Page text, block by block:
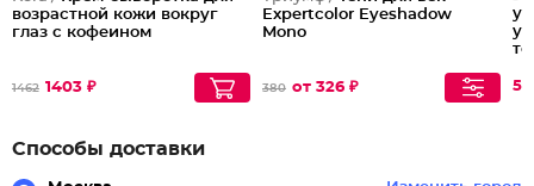
возрастной кожи вокруг
глаз с кофеином
1462 1403 ₽
Expertcolor Eyeshadow
Mono
380 от 326 ₽
Способы доставки